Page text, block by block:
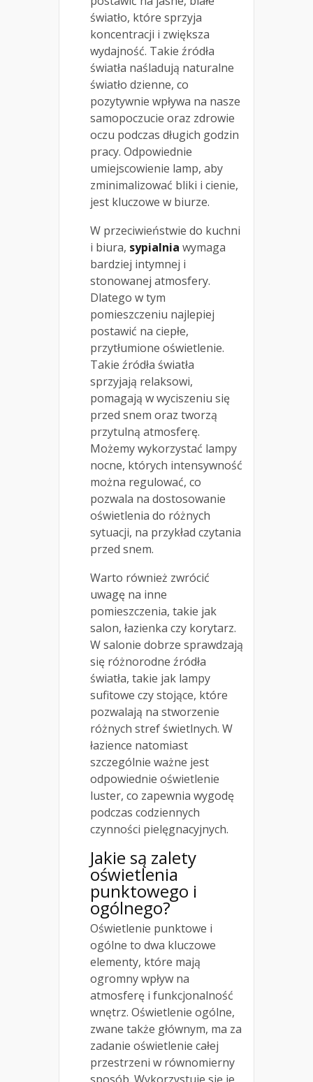
światło, które sprzyja
koncentracji i zwiększa
wydajność. Takie źródła
światła naśladują naturalne
światło dzienne, co
pozytywnie wpływa na nasze
samopoczucie oraz zdrowie
oczu podczas długich godzin
pracy. Odpowiednie
umiejscowienie lamp, aby
zminimalizować bliki i cienie,
jest kluczowe w biurze.
W przeciwieństwie do kuchni
i biura, sypialnia wymaga
bardziej intymnej i
stonowanej atmosfery.
Dlatego w tym
pomieszczeniu najlepiej
postawić na ciepłe,
przytłumione oświetlenie.
Takie źródła światła
sprzyjają relaksowi,
pomagają w wyciszeniu się
przed snem oraz tworzą
przytulną atmosferę.
Możemy wykorzystać lampy
nocne, których intensywność
można regulować, co
pozwala na dostosowanie
oświetlenia do różnych
sytuacji, na przykład czytania
przed snem.
Warto również zwrócić
uwagę na inne
pomieszczenia, takie jak
salon, łazienka czy korytarz.
W salonie dobrze sprawdzają
się różnorodne źródła
światła, takie jak lampy
sufitowe czy stojące, które
pozwalają na stworzenie
różnych stref świetlnych. W
łazience natomiast
szczególnie ważne jest
odpowiednie oświetlenie
luster, co zapewnia wygodę
podczas codziennych
czynności pielęgnacyjnych.
Jakie są zalety
oświetlenia
punktowego i
ogólnego?
Oświetlenie punktowe i
ogólne to dwa kluczowe
elementy, które mają
ogromny wpływ na
atmosferę i funkcjonalność
wnętrz. Oświetlenie ogólne,
zwane także głównym, ma za
zadanie oświetlenie całej
przestrzeni w równomierny